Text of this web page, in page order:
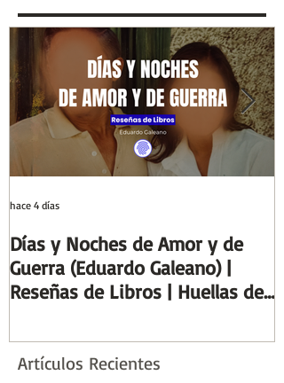
Columnas de Egipto |
Huellas de la Historia
Días y Noches de Amor y de
Guerra (Eduardo Galeano) |
Reseñas de Libros | Huellas de
hace 4 días
Artículos Recientes